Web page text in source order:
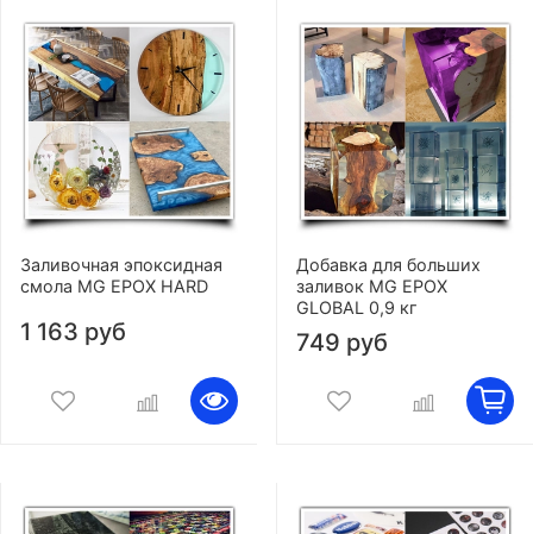
Заливочная эпоксидная
смола MG EPOX HARD
1 163 руб
Добавка для больших
заливок MG EPOX
GLOBAL 0,9 кг
749 руб